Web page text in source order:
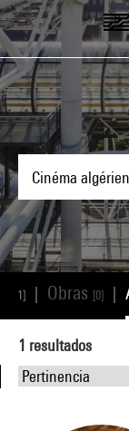
Skip to main content
Centre
[1] Obras [0]
1 resultados